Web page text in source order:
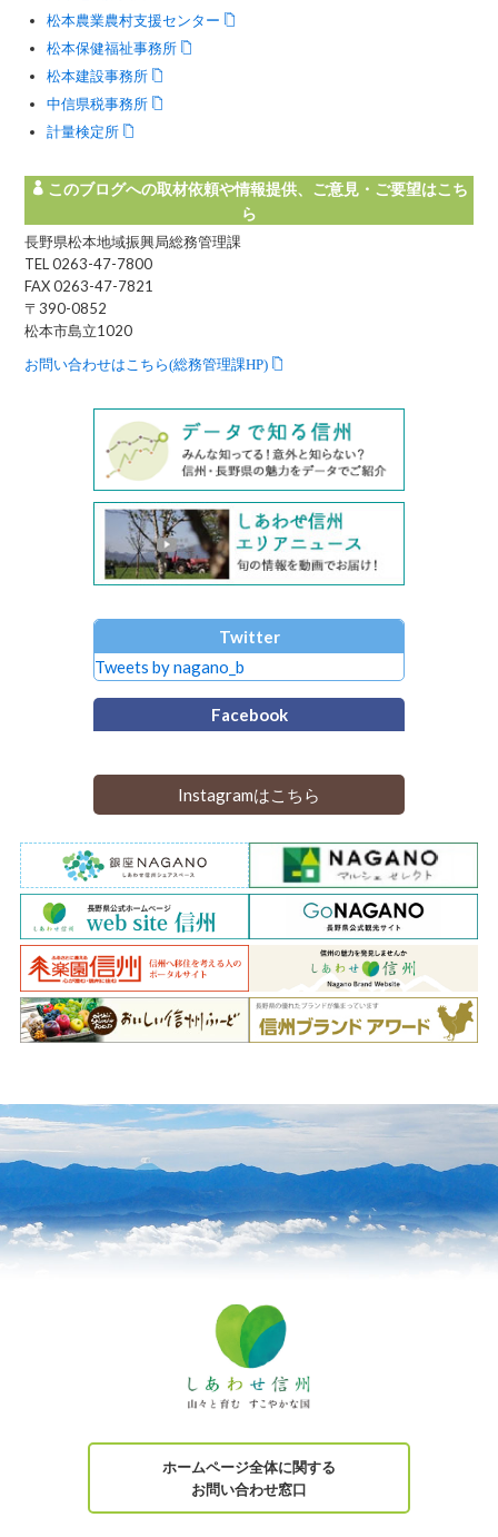
松本農業農村支援センター
松本保健福祉事務所
松本建設事務所
中信県税事務所
計量検定所
このブログへの取材依頼や情報提供、ご意見・ご要望はこち
ら
長野県松本地域振興局総務管理課
TEL 0263-47-7800
FAX 0263-47-7821
〒390-0852
松本市島立1020
お問い合わせはこちら(総務管理課HP)
Twitter
Tweets by nagano_b
Facebook
Instagramはこちら
ホームページ全体に関する
お問い合わせ窓口